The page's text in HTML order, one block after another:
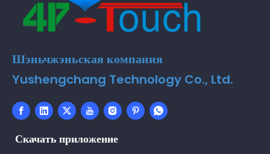
Шэньчжэньская компания
Yushengchang Technology Co., Ltd.
Скачать приложение